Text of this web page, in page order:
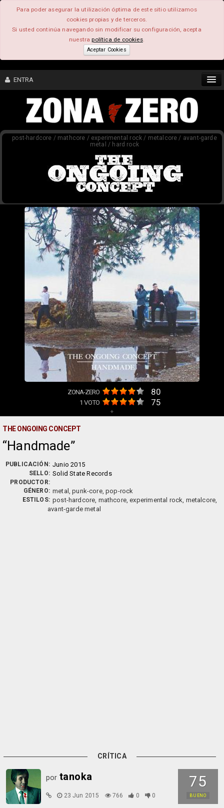
Para poder asegurar la utilización óptima de este sitio utilizamos
cookies propias y de terceros.
Si usted continúa navegando sin modificar su configuración, acepta
nuestrapolítica de cookies.
Aceptar Cookies
ENTRA
CONTENIDO
COMUNIDAD
FEEEDBACK
post-hardcore / mathcore / experimental rock / metalcore / avant-garde
metal / hard rock
ZONA-ZERO 80
1 VOTO 75
+
THE ONGOING CONCEPT
Handmade
PUBLICACIÓN: Junio 2015
SELLO: Solid State Records
PRODUCTOR:
GÉNERO: metal, punk-core, pop-rock
ESTILOS: post-hardcore, mathcore, experimental rock, metalcore,
avant-garde metal
CRÍTICA
75
BUENO
por tanoka
23 Jun 2015 766 0 0